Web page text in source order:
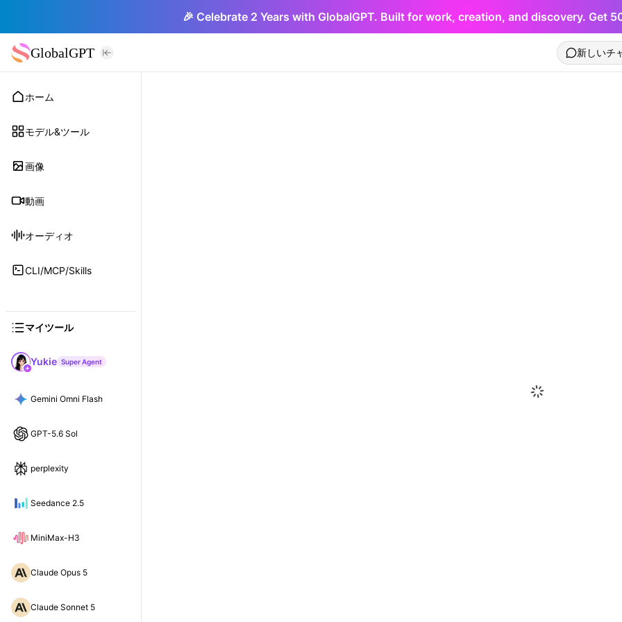
🎉 Celebrate 2 Years with GlobalGPT. Built for work, creation, and discovery. Get
GlobalGPT
ホーム
モデル&ツール
画像
動画
オーディオ
CLI/MCP/Skills
マイツール
Yukie Super Agent
Gemini Omni Flash
GPT-5.6 Sol
perplexity
Seedance 2.5
MiniMax-H3
Claude Opus 5
Claude Sonnet 5
新しいチ